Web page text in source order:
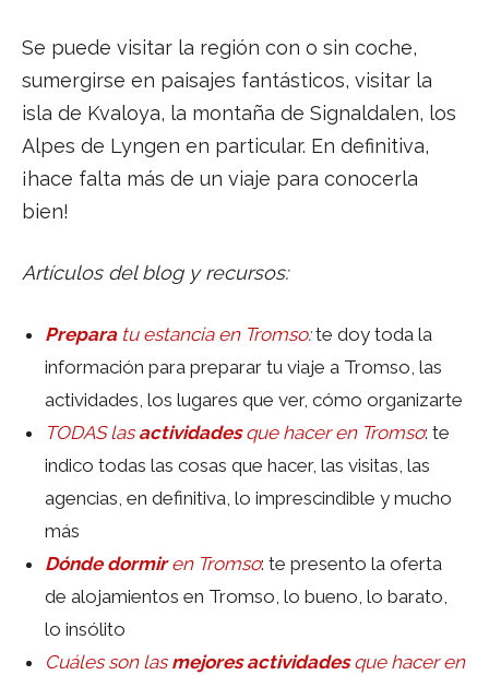
Se puede visitar la región con o sin coche,
sumergirse en paisajes fantásticos, visitar la
isla de Kvaloya, la montaña de Signaldalen, los
Alpes de Lyngen en particular. En definitiva,
¡hace falta más de un viaje para conocerla
bien!
Artículos del blog y recursos:
Preparatu estancia en Tromso:te doy toda la
información para preparar tu viaje a Tromso, las
actividades, los lugares que ver, cómo organizarte
TODAS lasactividadesque hacer en Tromso: te
indico todas las cosas que hacer, las visitas, las
agencias, en definitiva, lo imprescindible y mucho
más
Dónde dormiren Tromso: te presento la oferta
de alojamientos en Tromso, lo bueno, lo barato,
lo insólito
Cuáles son lasmejores actividadesque hacer en